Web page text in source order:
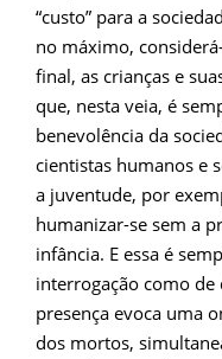
“custo” para a
no máximo,
final, as crianças e
que, nesta veia, é
benevolência da
cientistas humanos e
a juventude, por
humanizar-se sem a
infância. E essa é
interrogação como
presença evoca uma
dos mortos,